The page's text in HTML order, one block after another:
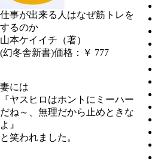
仕事が出来る人はなぜ筋トレを
するのか
山本ケイイチ（著）
(幻冬舎新書)価格：￥ 777
妻には
『ヤスヒロはホントにミーハー
だね～、無理だから止めときな
よ』
と笑われました。